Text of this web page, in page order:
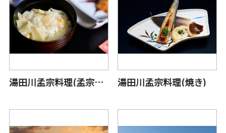
湯田川孟宗料理(孟宗ご飯) 湯田川孟宗料理(焼き)